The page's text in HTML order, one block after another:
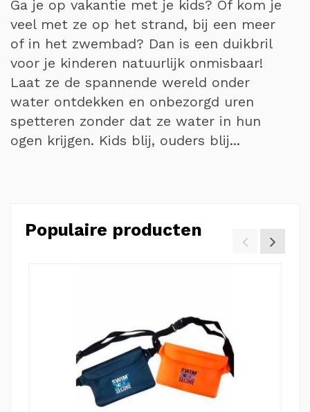
Ga je op vakantie met je kids? Of kom je
veel met ze op het strand, bij een meer
of in het zwembad? Dan is een duikbril
voor je kinderen natuurlijk onmisbaar!
Laat ze de spannende wereld onder
water ontdekken en onbezorgd uren
spetteren zonder dat ze water in hun
ogen krijgen. Kids blij, ouders blij...
Populaire producten